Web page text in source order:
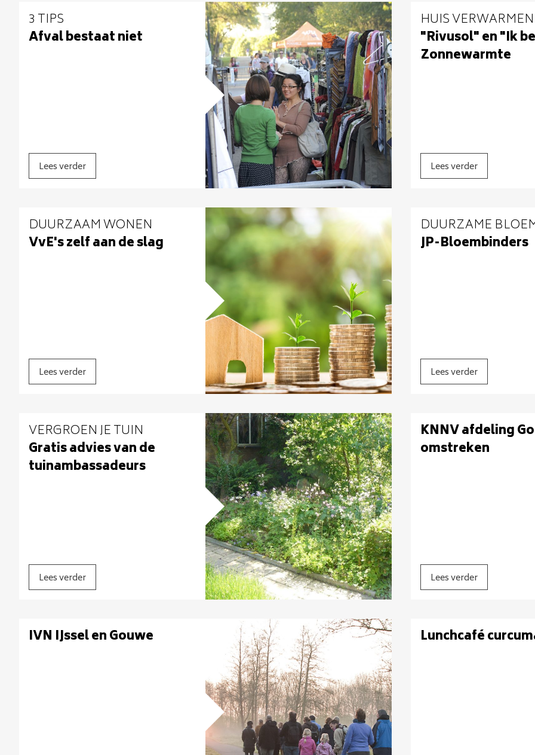
3 TIPS
Afval bestaat niet
Lees verder
HUIS VERWARMEN
"Rivusol" en "Ik
Zonnewarmte
Lees verder
DUURZAAM WONEN
VvE's zelf aan de slag
Lees verder
DUURZAME
JP-Bloembinders
Lees verder
VERGROEN JE TUIN
Gratis advies van de
tuinambassadeurs
Lees verder
KNNV afdeling
omstreken
Lees verder
IVN IJssel en Gouwe Lunchcafé